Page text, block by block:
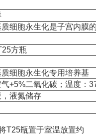
质细胞永生化是子宫内膜
方瓶
质细胞永生化专用培养基
气+5%二氧化碳；温度：
液氮储存
T25瓶置于室温放置约